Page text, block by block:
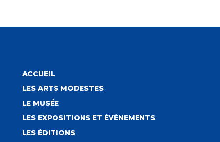
ACCUEIL
LES ARTS MODESTES
LE MUSÉE
LES EXPOSITIONS ET ÉVÈNEMENTS
LES ÉDITIONS